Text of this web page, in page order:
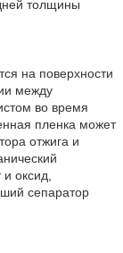
толщины
на поверхности
между
во время
пленка может
отжига и
оксид,
сепаратор